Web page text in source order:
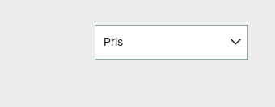
Pris